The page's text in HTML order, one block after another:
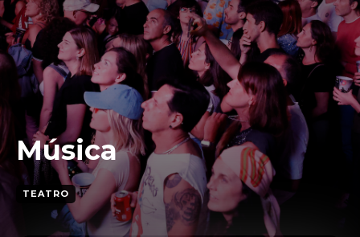
Música
TEATRO